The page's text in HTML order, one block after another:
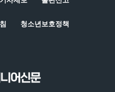
청소년보호정책